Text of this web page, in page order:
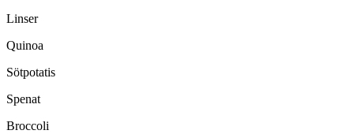
Linser
Quinoa
Sötpotatis
Spenat
Broccoli